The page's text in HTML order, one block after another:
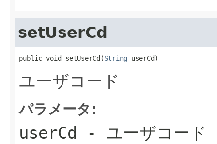
setUserCd
public void setUserCd(String userCd)
ユーザコード
パラメータ:
userCd - ユーザコード